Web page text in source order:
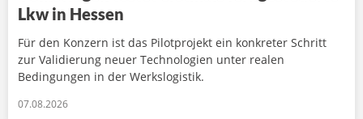
Lkw in Hessen
Für den Konzern ist das Pilotprojekt ein konkreter Schritt
zur Validierung neuer Technologien unter realen
Bedingungen in der Werkslogistik.
07.08.2026